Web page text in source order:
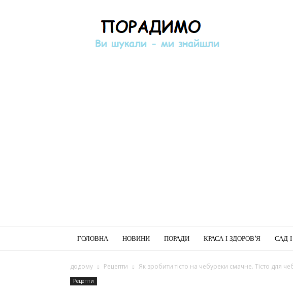
Порадимо
ГОЛОВНА НОВИНИ ПОРАДИ КРАСА І ЗДОРОВ’Я САД
додому Рецепти Як зробити тісто на чебуреки смачне. Тісто для
Рецепти